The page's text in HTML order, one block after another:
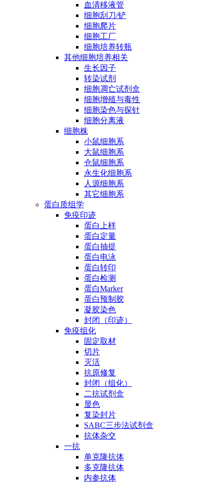
血清移液管
细胞刮刀/铲
细胞爬片
细胞工厂
细胞培养转瓶
其他细胞培养相关
生长因子
转染试剂
细胞凋亡试剂盒
细胞增殖与毒性
细胞染色与探针
细胞分离液
细胞株
小鼠细胞系
大鼠细胞系
仓鼠细胞系
永生化细胞系
人源细胞系
其它细胞系
蛋白质组学
免疫印迹
蛋白上样
蛋白定量
蛋白抽提
蛋白电泳
蛋白转印
蛋白检测
蛋白Marker
蛋白预制胶
凝胶染色
封闭（印迹）
免疫组化
固定取材
切片
灭活
抗原修复
封闭（组化）
二抗试剂盒
显色
复染封片
SABC三步法试剂盒
抗体杂交
一抗
单克隆抗体
多克隆抗体
内参抗体